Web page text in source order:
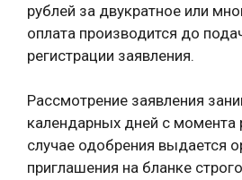
рублей за двукратное или
оплата производится до
регистрации заявления.
Рассмотрение заявления
календарных дней с момента
случае одобрения выдается
приглашения на бланке